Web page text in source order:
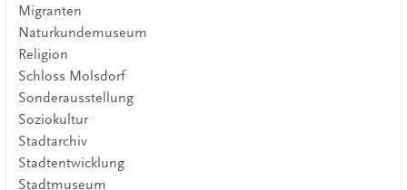
Migranten
Naturkundemuseum
Religion
Schloss Molsdorf
Sonderausstellung
Soziokultur
Stadtarchiv
Stadtentwicklung
Stadtmuseum